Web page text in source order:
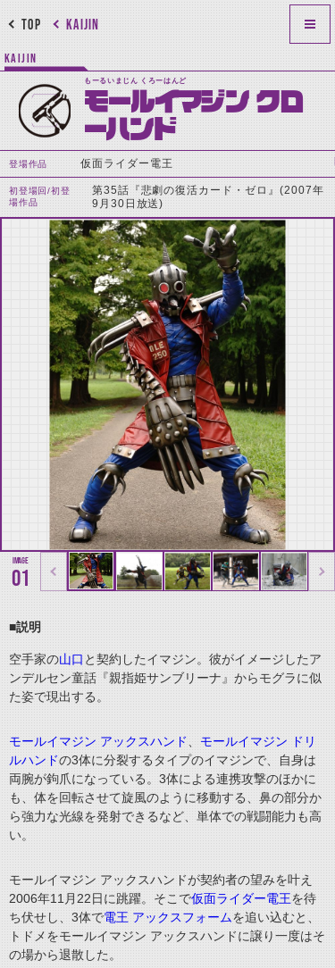
KAIJIN
TOP
KAIJIN
もーるいまじん くろーはんど
モールイマジン クロ
ーハンド
登場作品 仮面ライダー電王
初登場回/初登
場作品
第35話『悲劇の復活カード・ゼロ』(2007年
9月30日放送)
01
■説明
空手家の山口 と契約したイマジン。彼がイメージしたア
ンデルセン童話『親指姫サンブリーナ』からモグラに似
た姿で現出する。
モールイマジン アックスハンド
モールイマジン ドリ
ルハンドの3体に分裂するタイプのイマジンで、自身は
両腕が鉤爪になっている。3体による連携攻撃のほかに
も、体を回転させて旋風のように移動する、鼻の部分か
ら強力な光線を発射できるなど、単体での戦闘能力も高
い。
モールイマジン アックスハンドが契約者の望みを叶え
2006年11月22日に跳躍。そこで仮面ライダー電王を待
ち伏せし、3体で電王 アックスフォームを追い込むと、
トドメをモールイマジン アックスハンドに譲り一度はそ
の場から退散した。